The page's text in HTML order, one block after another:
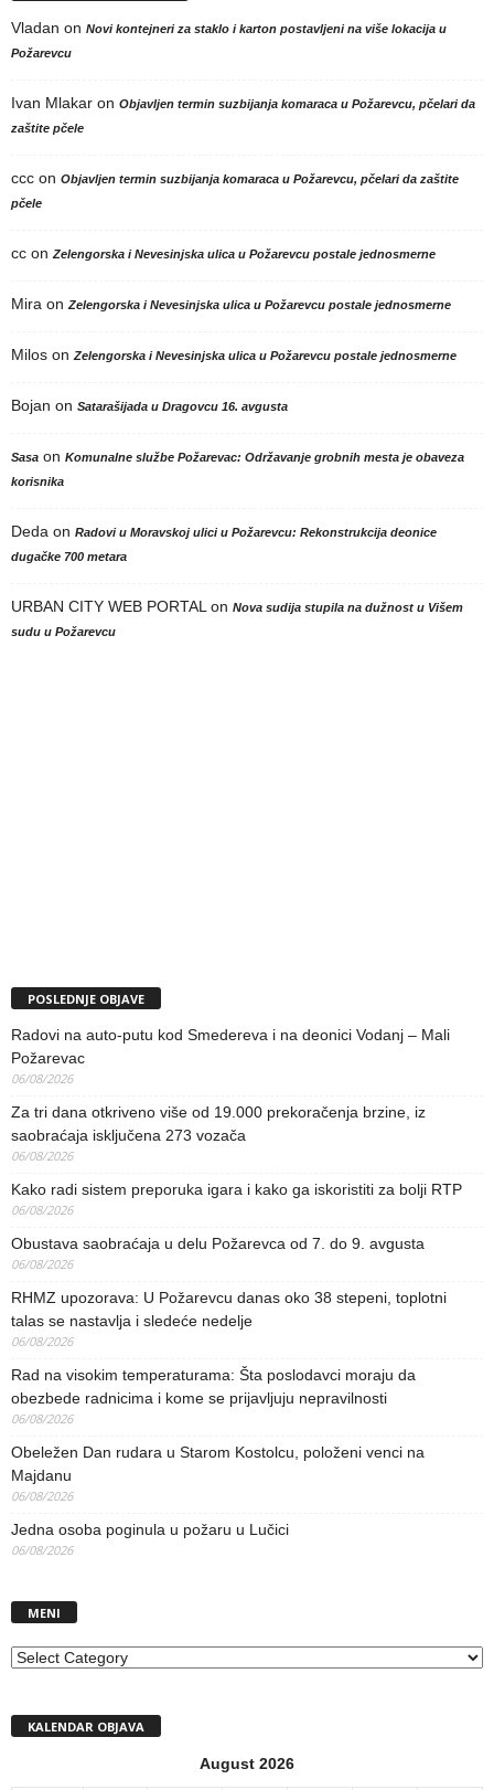
Vladan on Novi kontejneri za staklo i karton postavljeni na više lokacija u
Požarevcu
Ivan Mlakar on Objavljen termin suzbijanja komaraca u Požarevcu, pčelari da
zaštite pčele
ccc on Objavljen termin suzbijanja komaraca u Požarevcu, pčelari da zaštite
pčele
cc on Zelengorska i Nevesinjska ulica u Požarevcu postale jednosmerne
Mira on Zelengorska i Nevesinjska ulica u Požarevcu postale jednosmerne
Milos on Zelengorska i Nevesinjska ulica u Požarevcu postale jednosmerne
Bojan on Satarašijada u Dragovcu 16. avgusta
Sasa on Komunalne službe Požarevac: Održavanje grobnih mesta je obaveza
korisnika
Deda on Radovi u Moravskoj ulici u Požarevcu: Rekonstrukcija deonice
dugačke 700 metara
URBAN CITY WEB PORTAL on Nova sudija stupila na dužnost u Višem
sudu u Požarevcu
POSLEDNJE OBJAVE
Radovi na auto-putu kod Smedereva i na deonici Vodanj – Mali
Požarevac
06/08/2026
Za tri dana otkriveno više od 19.000 prekoračenja brzine, iz
saobraćaja isključena 273 vozača
06/08/2026
Kako radi sistem preporuka igara i kako ga iskoristiti za bolji RTP
06/08/2026
Obustava saobraćaja u delu Požarevca od 7. do 9. avgusta
06/08/2026
RHMZ upozorava: U Požarevcu danas oko 38 stepeni, toplotni
talas se nastavlja i sledeće nedelje
06/08/2026
Rad na visokim temperaturama: Šta poslodavci moraju da
obezbede radnicima i kome se prijavljuju nepravilnosti
06/08/2026
Obeležen Dan rudara u Starom Kostolcu, položeni venci na
Majdanu
06/08/2026
Jedna osoba poginula u požaru u Lučici
06/08/2026
MENI
MENI
KALENDAR OBJAVA
August 2026